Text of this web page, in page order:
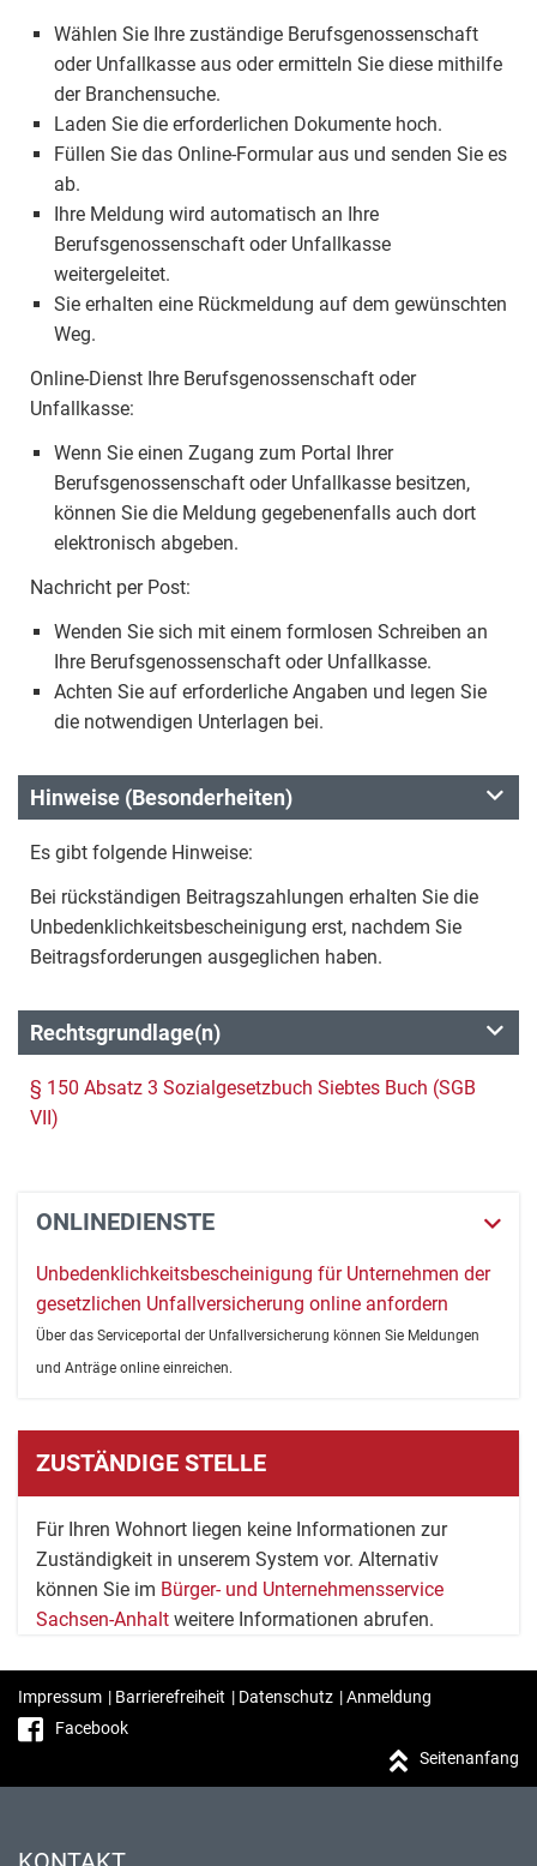
Wählen Sie Ihre zuständige Berufsgenossenschaft
oder Unfallkasse aus oder ermitteln Sie diese mithilfe
der Branchensuche.
Laden Sie die erforderlichen Dokumente hoch.
Füllen Sie das Online-Formular aus und senden Sie es
ab.
Ihre Meldung wird automatisch an Ihre
Berufsgenossenschaft oder Unfallkasse
weitergeleitet.
Sie erhalten eine Rückmeldung auf dem gewünschten
Weg.
Online-Dienst Ihre Berufsgenossenschaft oder
Unfallkasse:
Wenn Sie einen Zugang zum Portal Ihrer
Berufsgenossenschaft oder Unfallkasse besitzen,
können Sie die Meldung gegebenenfalls auch dort
elektronisch abgeben.
Nachricht per Post:
Wenden Sie sich mit einem formlosen Schreiben an
Ihre Berufsgenossenschaft oder Unfallkasse.
Achten Sie auf erforderliche Angaben und legen Sie
die notwendigen Unterlagen bei.
Hinweise (Besonderheiten)
Es gibt folgende Hinweise:
Bei rückständigen Beitragszahlungen erhalten Sie die
Unbedenklichkeitsbescheinigung erst, nachdem Sie
Beitragsforderungen ausgeglichen haben.
Rechtsgrundlage(n)
§ 150 Absatz 3 Sozialgesetzbuch Siebtes Buch (SGB
VII)
ONLINEDIENSTE
Unbedenklichkeitsbescheinigung für Unternehmen der
gesetzlichen Unfallversicherung online anfordern
Über das Serviceportal der Unfallversicherung können Sie Meldungen
und Anträge online einreichen.
ZUSTÄNDIGE STELLE
Für Ihren Wohnort liegen keine Informationen zur
Zuständigkeit in unserem System vor. Alternativ
können Sie im Bürger- und Unternehmensservice
Sachsen-Anhalt weitere Informationen abrufen.
Impressum | Barrierefreiheit | Datenschutz |Anmeldung
Facebook
Seitenanfang